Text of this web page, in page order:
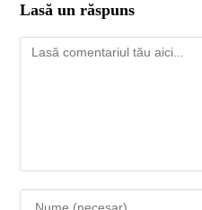
Lasă un răspuns